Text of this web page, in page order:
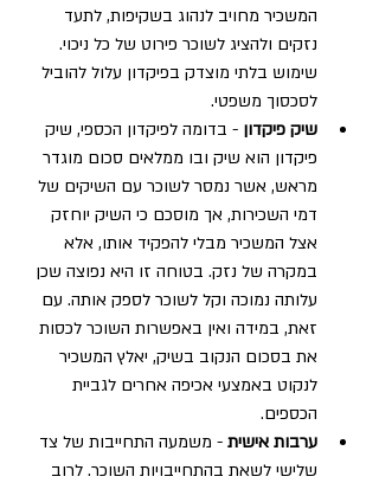
המשכיר מחויב לנהוג בשקיפות, לתעד
נזקים ולהציג לשוכר פירוט של כל ניכוי.
שימוש בלתי מוצדק בפיקדון עלול להוביל
לסכסוך משפטי.
שיק פיקדון - בדומה לפיקדון הכספי, שיק
פיקדון הוא שיק ובו ממלאים סכום מוגדר
מראש, אשר נמסר לשוכר עם השיקים של
דמי השכירות, אך מוסכם כי השיק יוחזק
אצל המשכיר מבלי להפקיד אותו, אלא
במקרה של נזק. בטוחה זו היא נפוצה שכן
עלותה נמוכה וקל לשוכר לספק אותה. עם
זאת, במידה ואין באפשרות השוכר לכסות
את בסכום הנקוב בשיק, יאלץ המשכיר
לנקוט באמצעי אכיפה אחרים לגביית
הכספים.
ערבות אישית - משמעה התחייבות של צד
שלישי לשאת בהתחייבויות השוכר. לרוב